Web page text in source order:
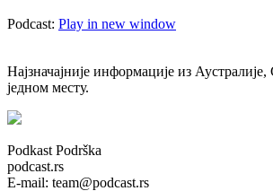
Podcast: Play in new window
Најзначајније информације из
једном месту.
Podkast Podrška
podcast.rs
E-mail: team@podcast.rs